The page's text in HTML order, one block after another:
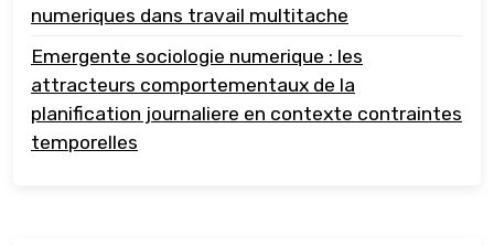
numeriques dans travail multitache
Emergente sociologie numerique : les
attracteurs comportementaux de la
planification journaliere en contexte contraintes
temporelles